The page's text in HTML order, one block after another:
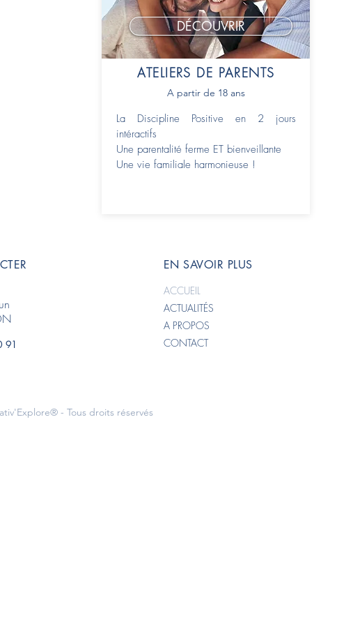
DÉCOUVRIR
ATELIERS DE PARENTS
A partir de 18 ans
La Discipline Positive en 2 jours
intéractifs
Une parentalité ferme ET bienveillante
Une vie familiale harmonieuse !
91
EN SAVOIR PLUS
ACCUEIL
ACTUALITÉS
A PROPOS
CONTACT
- Tous droits réservés